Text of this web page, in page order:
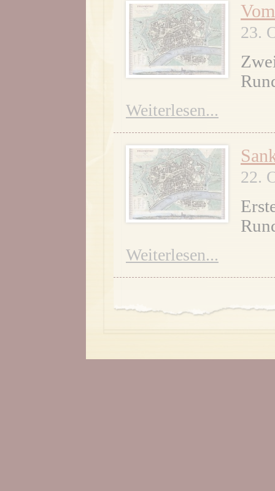
23.
Weiterlesen...
22.
Weiterlesen...